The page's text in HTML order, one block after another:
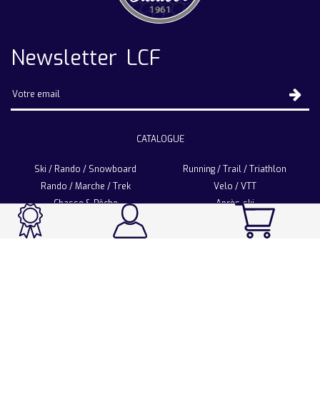
Newsletter LCF
CATALOGUE
Ski / Rando / Snowboard
Running / Trail / Triathlon
Rando / Marche / Trek
Velo / VTT
Chasse & Pêche
Après-ski
Sport Fashion